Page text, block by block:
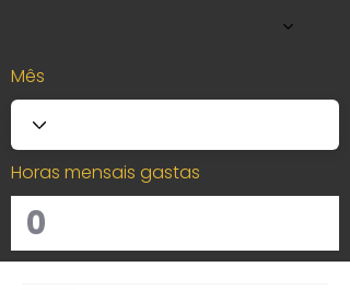
Mês
Horas mensais gastas